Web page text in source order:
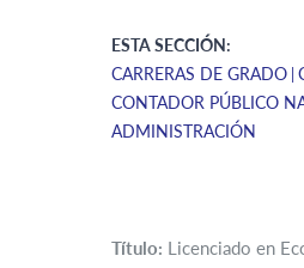
ESTA SECCIÓN:
CARRERAS DE GRADO
CONTADOR PÚBLICO
ADMINISTRACIÓN
Título: Licenciado en